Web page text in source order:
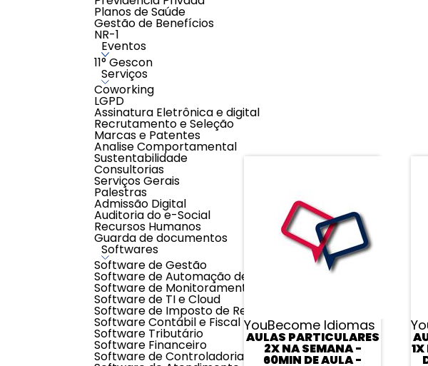
Planos de Saúde
Gestão de Benefícios
NR-1
Eventos
11° Gescon
Serviços
Coworking
LGPD
Assinatura Eletrônica e digital
Recrutamento e Seleção
Marcas e Patentes
Analise Comportamental
Sustentabilidade
Consultorias
Serviços Gerais
Palestras
Admissão Digital
Auditoria do e-Social
Recursos Humanos
Guarda de documentos
Softwares
Software de Gestão
Software de Automação de Processos
Software de Monitoramento
Software de TI e Cloud
Software de Imposto de Renda
Software Contábil e Fiscal
Software Tributário
Software Financeiro
Software de Controladoria
os resultados esperados com o aprendizado de uma língua nova podem
Nosso lemaé conexão com o mundo
AVALIAÇÕES
0,0
0 classificações de clientes
YouBecome Idiomas
AULAS PARTICULARES
2X NA SEMANA -
60MIN DE AULA -